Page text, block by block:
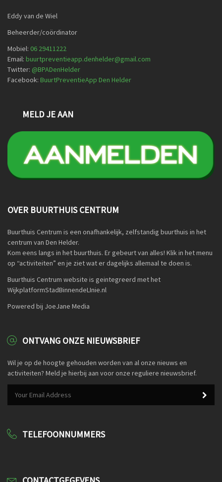
Eddy van de Wiel
Beheerder/coördinator
Mobiel: 06 29411222
Email: buurtpreventieapp.denhelder@gmail.com
Twitter: @BPADenHelder
Facebook: BuurtPreventieApp Den Helder
MELD JE AAN
OVER BUURTHUIS CENTRUM
Buurthuis Centrum is een onafhankelijk, zelfstandig buurthuis in het
centrum van Den Helder.
Kom eens langs in het buurthuis. Er gebeurt van alles! Klik in het menu
op “activiteiten” en je ziet wat er dagelijks allemaal te doen is.
Buurthuis Centrum website is geintegreerd met het
WijkplatformStadBinnendeLInie.nl
Powered bij JoeJane Media
ONTVANG ONZE NIEUWSBRIEF
Wil je op de hoogte gehouden worden van al onze nieuws en
activiteiten? Meld je hierbij aan voor onze reguliere nieuwsbrief.
TELEFOONNUMMERS